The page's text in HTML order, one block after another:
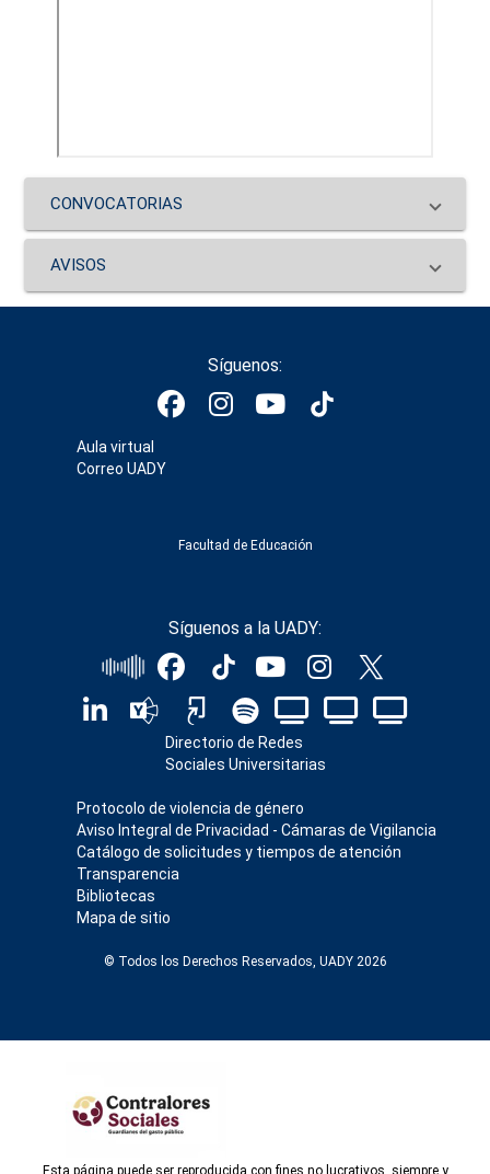
CONVOCATORIAS
AVISOS
Síguenos:
Aula virtual
Correo UADY
Facultad de Educación
Síguenos a la UADY:
Directorio de Redes
Sociales Universitarias
Protocolo de violencia de género
Aviso Integral de Privacidad - Cámaras de Vigilancia
Catálogo de solicitudes y tiempos de atención
Transparencia
Bibliotecas
Mapa de sitio
© Todos los Derechos Reservados, UADY 2026
Esta página puede ser reproducida con fines no lucrativos, siempre y